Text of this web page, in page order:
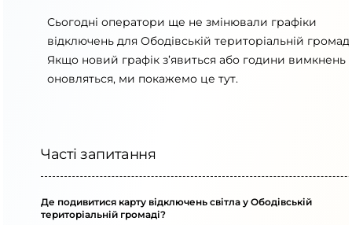
Сьогодні оператори ще не змінювали графіки
відключень для Ободівській територіальній
Якщо новий графік з’явиться або години вимкнень
оновляться, ми покажемо це тут.
Часті запитання
Де подивитися карту відключень світла у Ободівській
територіальній громаді?